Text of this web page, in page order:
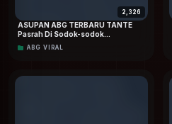
2,326
ASUPAN ABG TERBARU TANTE
Pasrah Di Sodok-sodok
Keponakan Saat Rumah Sepi Viral
Eksklusif Hd
ABG VIRAL